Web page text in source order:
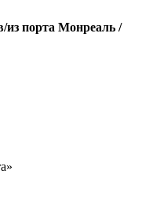
из порта Монреаль /